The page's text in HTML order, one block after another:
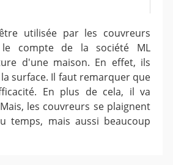
utilisée par les couvreurs
le compte de la société ML
d'une maison. En effet, ils
surface. Il faut remarquer que
En plus de cela, il va
les couvreurs se plaignent
temps, mais aussi beaucoup